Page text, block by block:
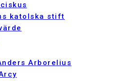
katolska stift
Arborelius